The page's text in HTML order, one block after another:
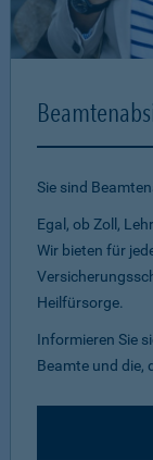
Sie sind
Egal, ob Zoll,
Wir bieten für
Heilfürsorge.
Informieren Sie
Beamte und die,